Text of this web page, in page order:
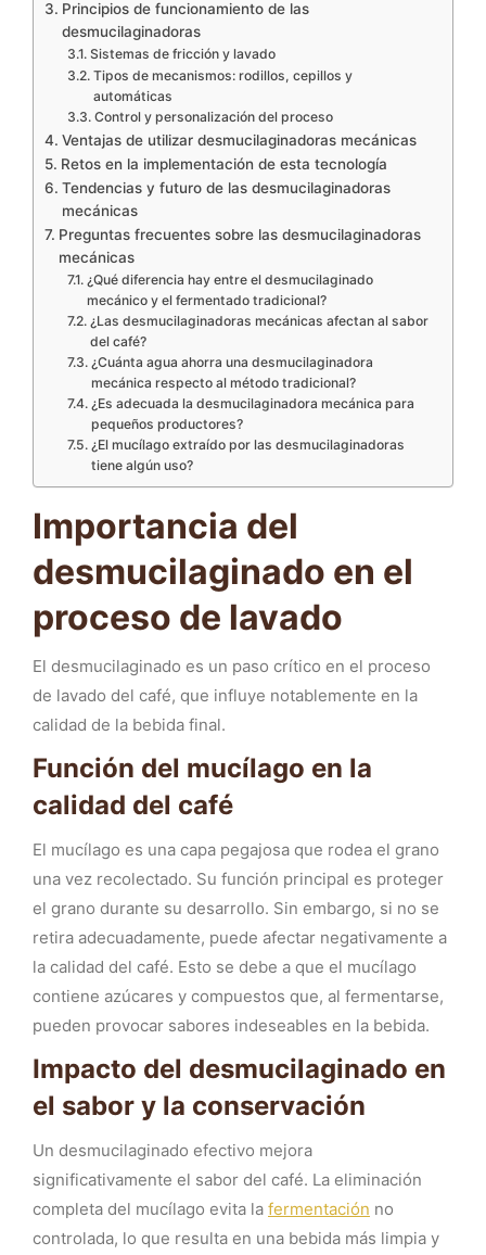
Principios de funcionamiento de las
desmucilaginadoras
Sistemas de fricción y lavado
Tipos de mecanismos: rodillos, cepillos y
automáticas
Control y personalización del proceso
Ventajas de utilizar desmucilaginadoras mecánicas
Retos en la implementación de esta tecnología
Tendencias y futuro de las desmucilaginadoras
mecánicas
Preguntas frecuentes sobre las desmucilaginadoras
mecánicas
¿Qué diferencia hay entre el desmucilaginado
mecánico y el fermentado tradicional?
¿Las desmucilaginadoras mecánicas afectan al sabor
del café?
¿Cuánta agua ahorra una desmucilaginadora
mecánica respecto al método tradicional?
¿Es adecuada la desmucilaginadora mecánica para
pequeños productores?
¿El mucílago extraído por las desmucilaginadoras
tiene algún uso?
Importancia del
desmucilaginado en el
proceso de lavado
El desmucilaginado es un paso crítico en el proceso
de lavado del café, que influye notablemente en la
calidad de la bebida final.
Función del mucílago en la
calidad del café
El mucílago es una capa pegajosa que rodea el grano
una vez recolectado. Su función principal es proteger
el grano durante su desarrollo. Sin embargo, si no se
retira adecuadamente, puede afectar negativamente a
la calidad del café. Esto se debe a que el mucílago
contiene azúcares y compuestos que, al fermentarse,
pueden provocar sabores indeseables en la bebida.
Impacto del desmucilaginado en
el sabor y la conservación
Un desmucilaginado efectivo mejora
significativamente el sabor del café. La eliminación
completa del mucílago evita la fermentación no
controlada, lo que resulta en una bebida más limpia y